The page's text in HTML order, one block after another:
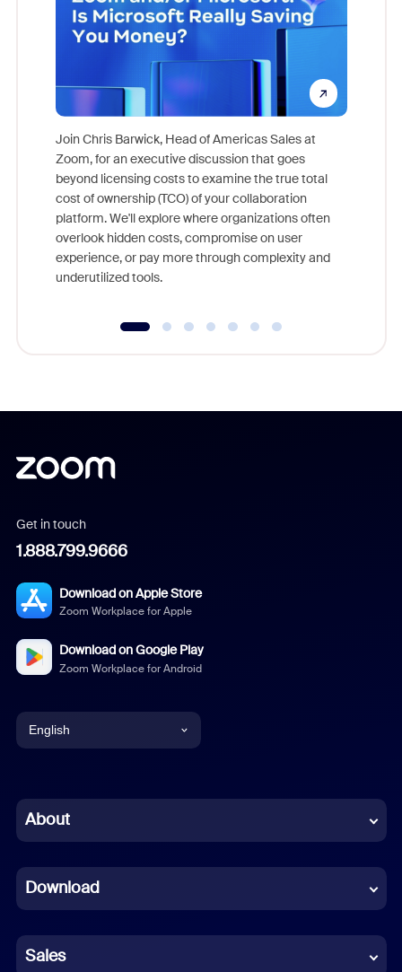
Join Chris Barwick, Head of Americas Sales at
Zoom, for an executive discussion that goes
beyond licensing costs to examine the true total
cost of ownership (TCO) of your collaboration
platform. We'll explore where organizations often
overlook hidden costs, compromise on user
experience, or pay more through complexity and
underutilized tools.
Get in touch
1.888.799.9666
Download on Apple Store
Zoom Workplace for Apple
Download on Google Play
Zoom Workplace for Android
English
Chinese (Simplified)
French
German
About
Download
Sales